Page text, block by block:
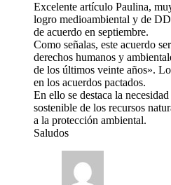
Excelente artículo Paulina,
logro medioambiental y de
de acuerdo en septiembre.
Como señalas, este acuerdo
derechos humanos y
de los últimos veinte años».
en los acuerdos pactados.
En ello se destaca la
sostenible de los recursos
a la protección ambiental.
Saludos